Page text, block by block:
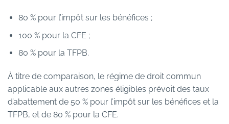
80 % pour l’impôt sur les bénéfices ;
100 % pour la CFE ;
80 % pour la TFPB.
À titre de comparaison, le régime de droit commun
applicable aux autres zones éligibles prévoit des taux
d’abattement de 50 % pour l’impôt sur les bénéfices et la
TFPB, et de 80 % pour la CFE.